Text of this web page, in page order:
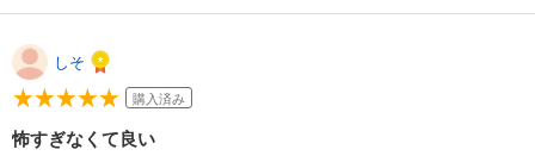
しそ
購入済み
怖すぎなくて良い